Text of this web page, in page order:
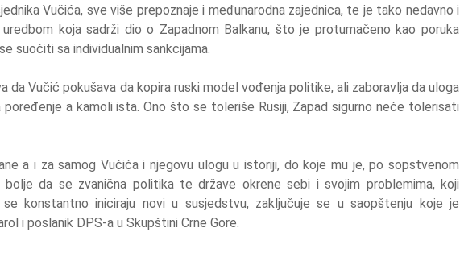
Vučića, sve više prepoznaje i međunarodna zajednica, te je tako nedavno i
koja sadrži dio o Zapadnom Balkanu, što je protumačeno kao poruka
suočiti sa individualnim sankcijama.
da Vučić pokušava da kopira ruski model vođenja politike, ali zaboravlja da uloga
poređenje a kamoli ista. Ono što se toleriše Rusiji, Zapad sigurno neće tolerisati
a i za samog Vučića i njegovu ulogu u istoriji, do koje mu je, po sopstvenom
bolje da se zvanična politika te države okrene sebi i svojim problemima, koji
konstantno iniciraju novi u susjedstvu, zaključuje se u saopštenju koje je
i poslanik DPS-a u Skupštini Crne Gore.